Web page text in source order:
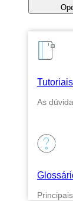
Tutoriais
As